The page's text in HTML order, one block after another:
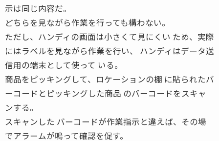
示は同じ内容だ。
どちらを見ながら作業を行っても構わない。
ただし、ハンディの画面は小さくて見にくい ため、実際
にはラベルを見ながら作業を行い、 ハンディはデータ送
信用の端末として使って いる。
商品をピッキングして、ロケーションの棚 に貼られたバ
ーコードとピッキングした商品 のバーコードをスキャ
ンする。
スキャンした バーコードが作業指示と違えば、その場
でアラームが鳴って確認を促す。